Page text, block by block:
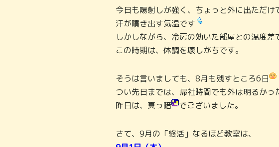
今日も陽射しが強く、ちょっと外に出ただけ
汗が噴き出す気温です
しかしながら、冷房の効いた部屋との温度差
この時期は、体調を壊しがちです。
そうは言いましても、8月も残すところ6日
つい先日までは、帰社時間でも外は明るかっ
昨日は、真っ暗
でございました。
さて、9月の「終活」なるほど教室は、